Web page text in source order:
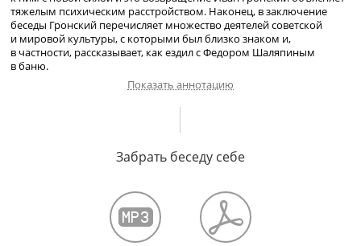
тяжелым психическим расстройством. Наконец, в заключение
беседы Гронский перечисляет множество деятелей советской
и мировой культуры, с которыми был близко знаком и,
в частности, рассказывает, как ездил с Федором Шаляпиным
в баню.
«Известий». О переформировании аппарата газеты. Об И. Д.
Сытине. История строительства нового здания для «Известий».
Солидарность беспартийных репортеровтроцкистско-
оппозиции. Об Институте красной профессуры.
Преподавательский состав Института. О профессоре М. Н.
Покровском. О саботаже интеллигенции в первые годы Советской
Показать аннотацию
Забрать беседу себе